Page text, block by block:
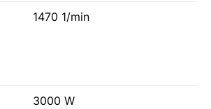
1470 1/min
3000 W